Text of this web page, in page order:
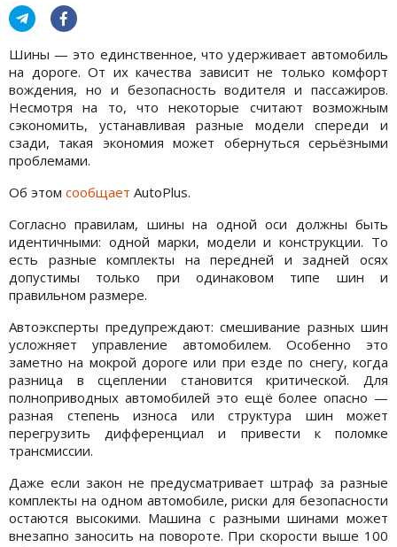
Шины — это единственное, что удерживает автомобиль
на дороге. От их качества зависит не только комфорт
вождения, но и безопасность водителя и пассажиров.
Несмотря на то, что некоторые считают возможным
сэкономить, устанавливая разные модели спереди и
сзади, такая экономия может обернуться серьёзными
проблемами.
Об этом сообщает AutoPlus.
Согласно правилам, шины на одной оси должны быть
идентичными: одной марки, модели и конструкции. То
есть разные комплекты на передней и задней осях
допустимы только при одинаковом типе шин и
правильном размере.
Автоэксперты предупреждают: смешивание разных шин
усложняет управление автомобилем. Особенно это
заметно на мокрой дороге или при езде по снегу, когда
разница в сцеплении становится критической. Для
полноприводных автомобилей это ещё более опасно —
разная степень износа или структура шин может
перегрузить дифференциал и привести к поломке
трансмиссии.
Даже если закон не предусматривает штраф за разные
комплекты на одном автомобиле, риски для безопасности
остаются высокими. Машина с разными шинами может
внезапно заносить на повороте. При скорости выше 100